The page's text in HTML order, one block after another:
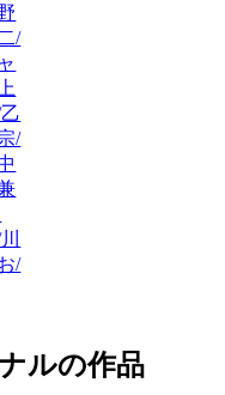
/
/
/
ルの作品